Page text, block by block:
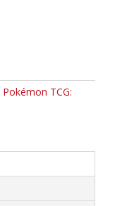
Pokémon TCG: